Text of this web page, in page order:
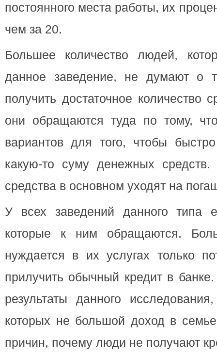
постоянного места работы, их
чем за 20.
Большее количество людей,
данное заведение, не думают о
получить достаточное количество
они обращаются туда по тому,
вариантов для того, чтобы
какую-то суму денежных
средства в основном уходят на
У всех заведений данного типа
которые к ним обращаются.
нуждается в их услугах только
прилучить обычный кредит в
результаты данного
которых не большой доход в
причин, почему люди не получают